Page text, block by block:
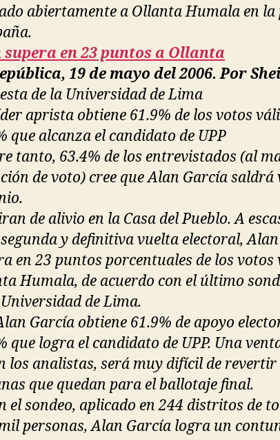
abiertamente a Ollanta Humala en la
en 23 puntos a Ollanta
19 de mayo del 2006. Por
de la Universidad de Lima
aprista obtiene 61.9% de los votos
que alcanza el candidato de UPP
tanto, 63.4% de los entrevistados (al
de voto) cree que Alan García saldrá
de alivio en la Casa del Pueblo. A
y definitiva vuelta electoral,
en 23 puntos porcentuales de los votos
Humala, de acuerdo con el último
de Lima.
García obtiene 61.9% de apoyo
que logra el candidato de UPP. Una
los analistas, será muy difícil de revertir
que quedan para el ballotaje final.
el sondeo, aplicado en 244 distritos de
personas, Alan García logra un